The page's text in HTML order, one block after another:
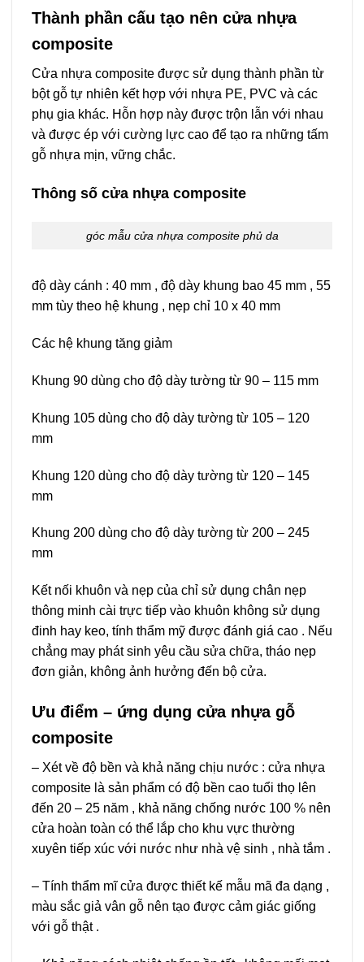
Thành phần cấu tạo nên cửa nhựa
composite
Cửa nhựa composite được sử dụng thành phần từ
bột gỗ tự nhiên kết hợp với nhựa PE, PVC và các
phụ gia khác. Hỗn hợp này được trộn lẫn với nhau
và được ép với cường lực cao để tạo ra những tấm
gỗ nhựa mịn, vững chắc.
Thông số cửa nhựa composite
góc mẫu cửa nhựa composite phủ da
độ dày cánh : 40 mm , độ dày khung bao 45 mm , 55
mm tùy theo hệ khung , nẹp chỉ 10 x 40 mm
Các hệ khung tăng giảm
Khung 90 dùng cho độ dày tường từ 90 – 115 mm
Khung 105 dùng cho độ dày tường từ 105 – 120
mm
Khung 120 dùng cho độ dày tường từ 120 – 145
mm
Khung 200 dùng cho độ dày tường từ 200 – 245
mm
Kết nối khuôn và nẹp của chỉ sử dụng chân nẹp
thông minh cài trực tiếp vào khuôn không sử dụng
đinh hay keo, tính thẩm mỹ được đánh giá cao . Nếu
chẳng may phát sinh yêu cầu sửa chữa, tháo nẹp
đơn giản, không ảnh hưởng đến bộ cửa.
Ưu điểm – ứng dụng cửa nhựa gỗ
composite
– Xét về độ bền và khả năng chịu nước : cửa nhựa
composite là sản phẩm có độ bền cao tuổi thọ lên
đến 20 – 25 năm , khả năng chống nước 100 % nên
cửa hoàn toàn có thể lắp cho khu vực thường
xuyên tiếp xúc với nước như nhà vệ sinh , nhà tắm .
– Tính thẩm mĩ cửa được thiết kế mẫu mã đa dạng ,
màu sắc giả vân gỗ nên tạo được cảm giác giống
với gỗ thật .